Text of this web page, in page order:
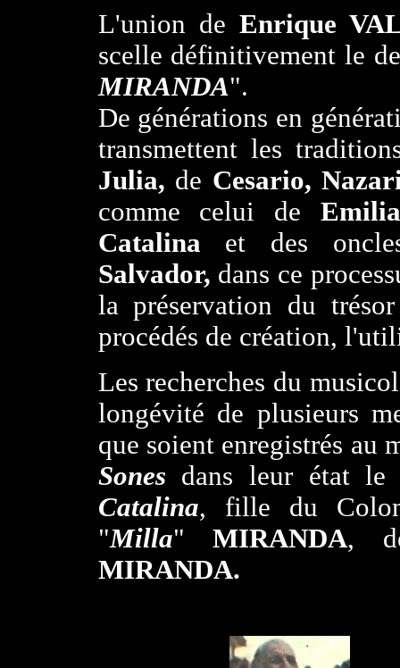
L'union de Enrique
scelle définitivement le
MIRANDA".
De générations en
transmettent les
Julia, de Cesario,
comme celui de
Catalina et des
Salvador, dans ce
la préservation du
procédés de création,
Les recherches du
longévité de plusieurs
que soient enregistrés au
Sones dans leur état
Catalina, fille du
"Milla" MIRANDA,
MIRANDA.